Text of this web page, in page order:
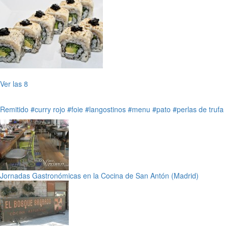
Ver las 8
Remitido #curry rojo #foie #langostinos #menu #pato #perlas de trufa
Jornadas Gastronómicas en la Cocina de San Antón (Madrid)